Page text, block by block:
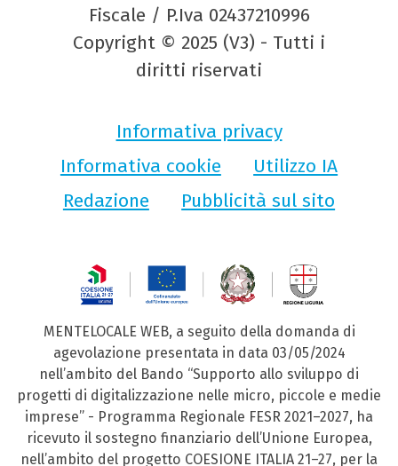
Fiscale / P.Iva 02437210996
Copyright © 2025 (V3) - Tutti i
diritti riservati
Informativa privacy
Informativa cookie
Utilizzo IA
Redazione
Pubblicità sul sito
MENTELOCALE WEB, a seguito della domanda di
agevolazione presentata in data 03/05/2024
nell’ambito del Bando “Supporto allo sviluppo di
progetti di digitalizzazione nelle micro, piccole e medie
imprese” - Programma Regionale FESR 2021–2027, ha
ricevuto il sostegno finanziario dell’Unione Europea,
nell’ambito del progetto COESIONE ITALIA 21–27, per la